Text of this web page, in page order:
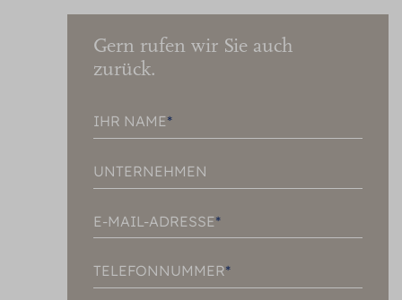
Gern rufen wir Sie auch
zurück.
IHR NAME
UNTERNEHMEN
E-MAIL-ADRESSE
TELEFONNUMMER